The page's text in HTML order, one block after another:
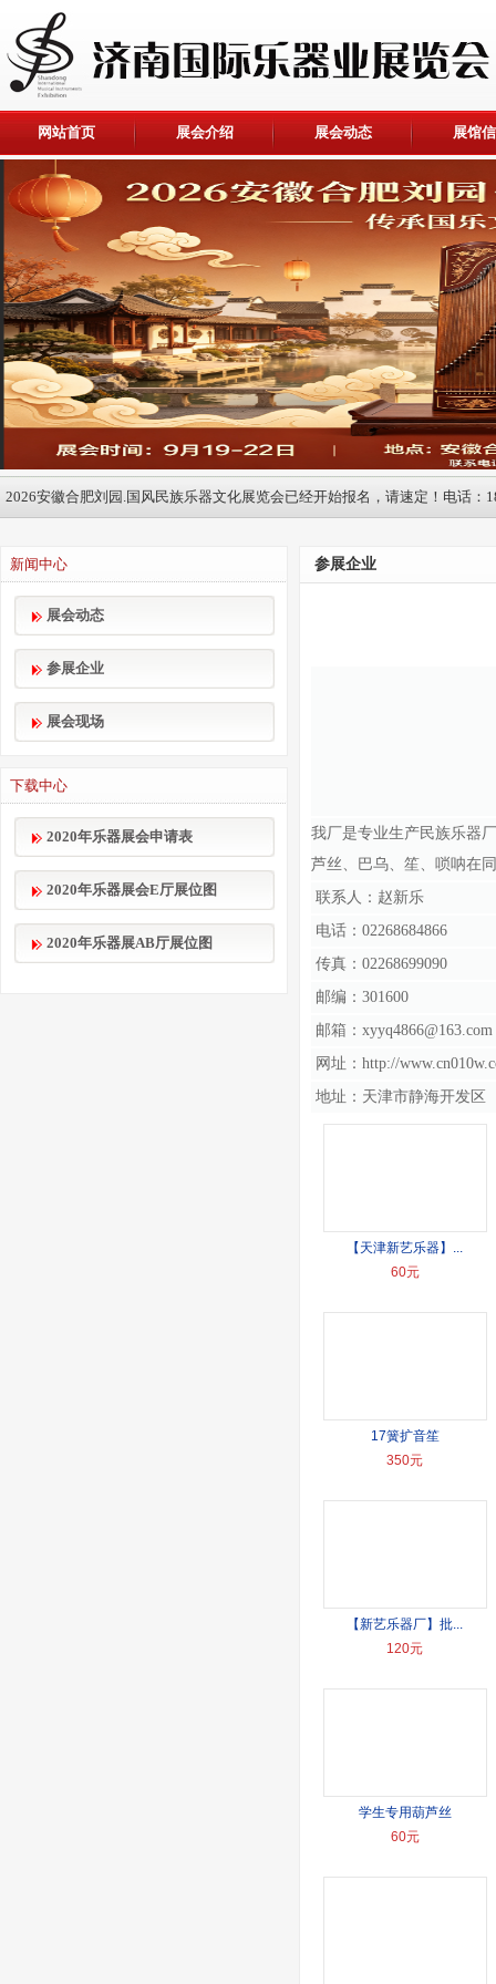
网站首页 展会介绍 展会动态 展馆
2026安徽合肥刘园.国风民族乐器文化展览会已经开始报名，请速定！电话：
新闻中心
展会动态
参展企业
展会现场
下载中心
2020年乐器展会申请表
2020年乐器展会E厅展位图
2020年乐器展AB厅展位图
参展企业
我厂是专业生产民族乐器
芦丝、巴乌、笙、唢呐在
联系人：赵新乐
电话：02268684866
传真：02268699090
邮编：301600
邮箱：xyyq4866@163.com
网址：http://
地址：天津市静海开发区
【天津新艺乐器】...
60元
17簧扩音笙
350元
【新艺乐器厂】批...
120元
学生专用葫芦丝
60元